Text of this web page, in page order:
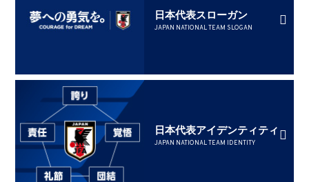
日本代表スローガン
JAPAN NATIONAL TEAM SLOGAN
日本代表アイデンティティ
JAPAN NATIONAL TEAM IDENTITY